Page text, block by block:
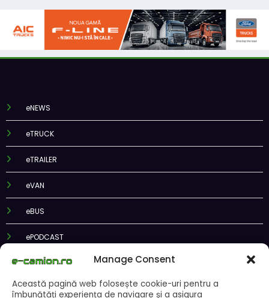
Manage Consent
Această pagină web folosește cookie-uri pentru a
îmbunătăți experiența de navigare și a asigura
eNEWS
eTRUCK
eTRAILER
eVAN
eBUS
ePODCAST